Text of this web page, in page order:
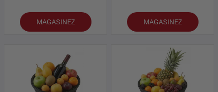
MAGASINEZ MAGASINEZ